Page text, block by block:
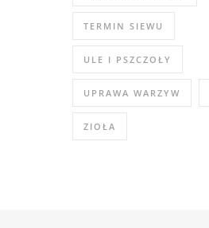
TERMIN SIEWU
ULE I PSZCZOŁY
UPRAWA WARZYW
ZIOŁA